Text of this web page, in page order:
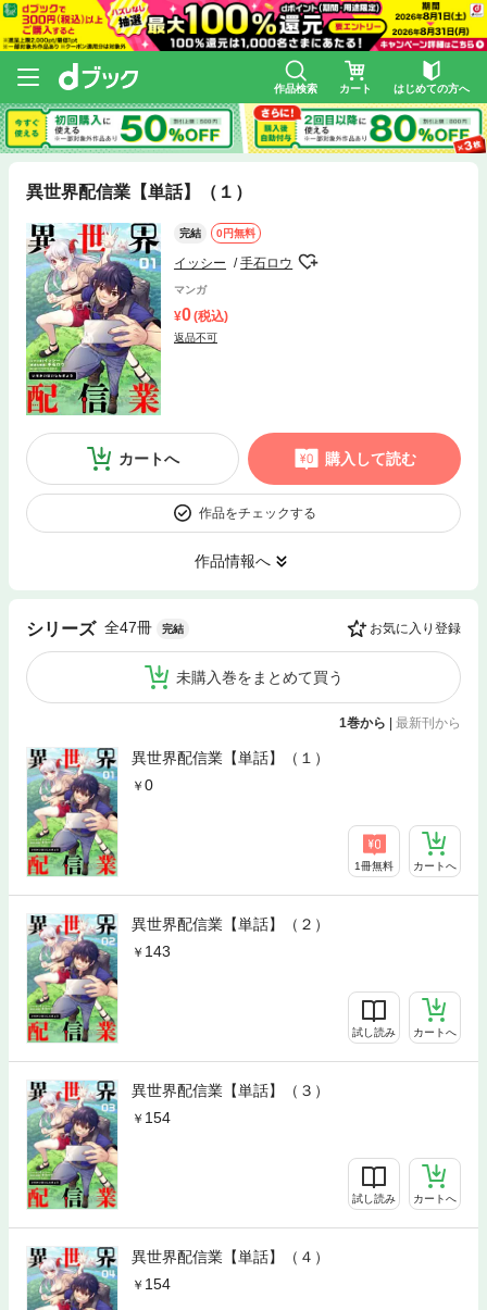
作品検索 カート はじめての方へ
異世界配信業【単話】（１）
完結 0円無料
イッシー 手石ロウ
マンガ
0(税込)
返品不可
カートへ 購入して読む
作品をチェックする
作品情報へ
シリーズ 全47冊 完結 お気に入り登録
未購入巻をまとめて買う
1巻から | 最新刊から
異世界配信業【単話】（１）
0
1冊無料 カートへ
異世界配信業【単話】（２）
143
試し読み カートへ
異世界配信業【単話】（３）
154
試し読み カートへ
異世界配信業【単話】（４）
154